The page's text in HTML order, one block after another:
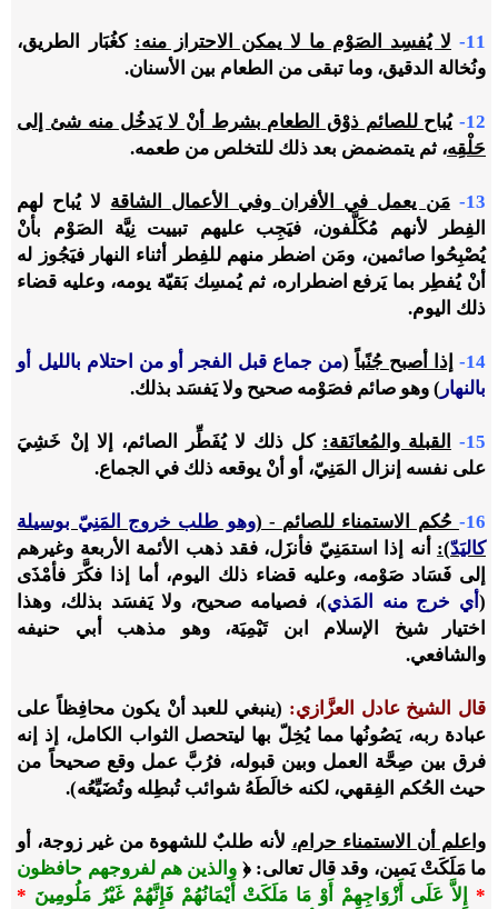
11- لا يُفسِد الصَوْم ما لا يمكن الاحتراز منه: كغُبَار الطريق،
ونُخالة الدقيق، وما تبقى من الطعام بين الأسنان.
12-
يُباح للصائم ذوْق الطعام بشرط أنْ لا يَدخُل منه شئ إلى
حَلْقِه، ثم يتمضمض بعد ذلك للتخلص من طعمه.
13- مَن يعمل في الأفران وفي الأعمال الشاقة لا يُباح لهم
الفِطر لأنهم مُكَلَّفون، فيَجِب عليهم تبييت نِيَّة الصَوْم بأنْ
يُصْبِحُوا صائمين، ومَن اضطر منهم للفِطر أثناء النهار فيَجُوز له
أنْ يُفطِر بما يَرفع اضطراره، ثم يُمسِك بَقيّة يومه، وعليه قضاء
ذلك اليوم.
14- إذا أصبح جُنًباً (من جماع قبل الفجر أو من احتلام بالليل أو
بالنهار ) وهو صائم فصَوْمه صحيح ولا يَفسَد بذلك.
15- القبلة والمُعانَقة: كل ذلك لا يُفَطِّر الصائم، إلا إنْ خَشِيَ
على نفسه إنزال المَنِيّ، أو أنْ يوقعه ذلك في الجماع.
16- حُكم الاستمناء للصائم - (وهو طلب خروج المَنِيّ بوسيلة
كاليَدّ): أنه إذا استمَنِيّ فأنزَل، فقد ذهب الأئمة الأربعة وغيرهم
إلى فَسَاد صَوْمه، وعليه قضاء ذلك اليوم، أما إذا فكَّرَ فأمْذَى
(أي خرج منه المَذي)، فصيامه صحيح، ولا يَفسَد بذلك، وهذا
اختيار شيخ الإسلام ابن تَيْمِيَة، وهو مذهب أبي حنيفه
والشافعي.
قال الشيخ عادل العزَّازي: (ينبغي للعبد أنْ يكون محافِظاً على
عبادة ربه، يَصُونُها مما يُخِلّ بها ليتحصل الثواب الكامل، إذ إنه
فرق بين صِحَّة العمل وبين قبوله، فرُبَّ عمل وقع صحيحاً من
حيث الحُكم الفِقهي، لكنه خالَطَهُ شوائب تُبطِله وتُضَيِّعُه).
واعلم أن الاستمناء حرام، لأنه طلبٌ للشهوة من غير زوجة، أو
ما مَلَكَتْ يَمين، وقد قال تعالى: ﴿ والذين هم لفروجهم حافظون
* إِلاَّ عَلَى أَزْوَاجِهِمْ أَوْ مَا مَلَكَتْ أَيْمَانُهُمْ فَإِنَّهُمْ غَيْرُ مَلُومِينَ *